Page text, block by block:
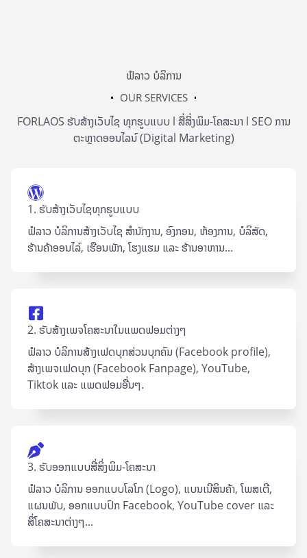
ຟໍລາວ ບໍລິການ
OUR SERVICES
FORLAOS ຮັບສ້າງເວັບໄຊ ທຸກຮູບແບບ l ສື່ສິ່ງພິມ-ໂຄສະນາ l SEO ການ
ຕະຫຼາດອອນໄລນ໌ (Digital Marketing)
1. ຮັບສ້າງເວັບໄຊທຸກຮູບແບບ
ຟໍລາວ ບໍລິການສ້າງເວັບໄຊ ສຳນັກງານ, ອົງກອນ, ຫ້ອງການ, ບໍລິສັດ,
ຮ້ານຄ້າອອນໄລ໌, ເຮືອນພັກ, ໂຮງແຮມ ແລະ ຮ້ານອາຫານ...
2. ຮັບສ້າງເພຈໂຄສະນາໃນແພດຟອມຕ່າງໆ
ຟໍລາວ ບໍລິການສ້າງເຟດບຸກສ່ວນບຸກຄົນ (Facebook profile),
ສ້າງເພຈເຟດບຸກ (Facebook Fanpage), YouTube,
Tiktok ແລະ ແພດຟອມອື່ນໆ.
3. ຮັບອອກແບບສື່ສິ່ງພິມ-ໂຄສະນາ
ຟໍລາວ ບໍລິການ ອອກແບບໂລໂກ (Logo), ແບນເນີສິນຄ້າ, ໂພສເຕີ,
ແຜນພັບ, ອອກແບບປົກ Facebook, YouTube cover ແລະ
ສຶ່ໂຄສະນາຕ່າງໆ...